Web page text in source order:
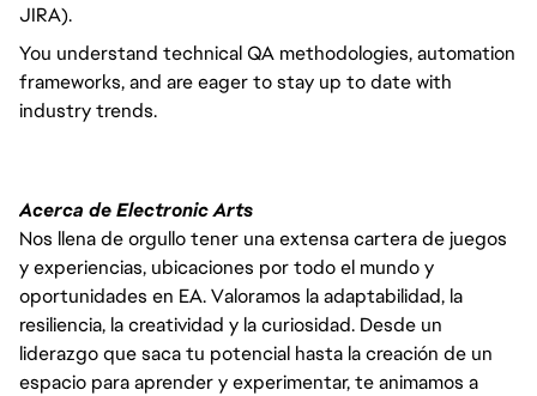
JIRA).
You understand technical QA methodologies, automation
frameworks, and are eager to stay up to date with
industry trends.
Acerca de Electronic Arts
Nos llena de orgullo tener una extensa cartera de juegos
y experiencias, ubicaciones por todo el mundo y
oportunidades en EA. Valoramos la adaptabilidad, la
resiliencia, la creatividad y la curiosidad. Desde un
liderazgo que saca tu potencial hasta la creación de un
espacio para aprender y experimentar, te animamos a